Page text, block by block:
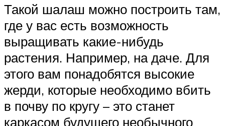
Такой шалаш можно построить там,
где у вас есть возможность
выращивать какие-нибудь
растения. Например, на даче. Для
этого вам понадобятся высокие
жерди, которые необходимо вбить
в почву по кругу – это станет
каркасом будущего необычного